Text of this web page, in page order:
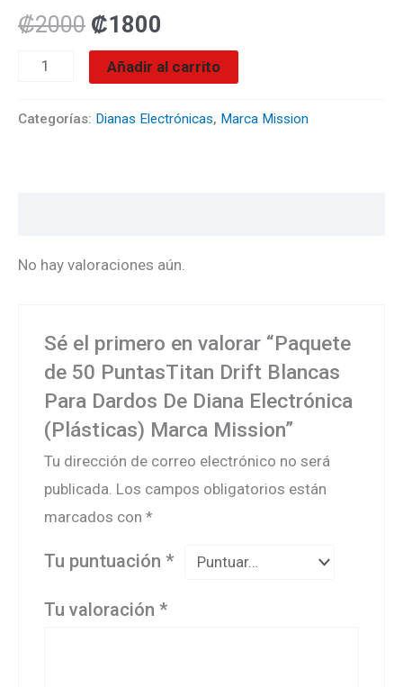
₡2000 ₡1800
Mission
Añadir al carrito
Categorías: Dianas Electrónicas, Marca Mission
No hay valoraciones aún.
Sé el primero en valorar “Paquete
de 50 PuntasTitan Drift Blancas
Para Dardos De Diana Electrónica
(Plásticas) Marca Mission”
Tu dirección de correo electrónico no será
publicada. Los campos obligatorios están
marcados con*
Tu puntuación*
Tu valoración*